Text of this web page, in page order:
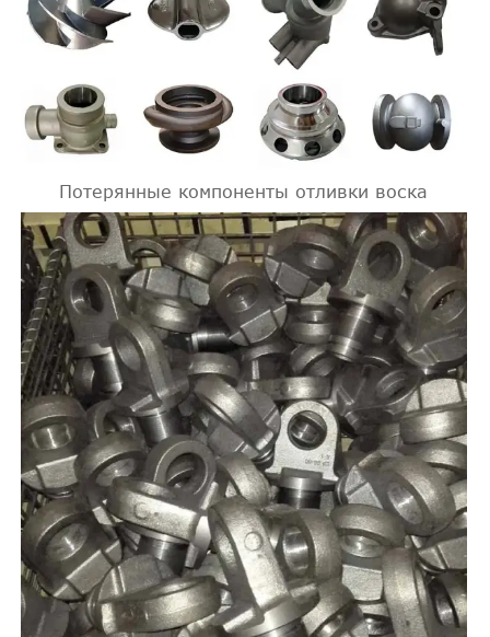
Потерянные компоненты отливки воска